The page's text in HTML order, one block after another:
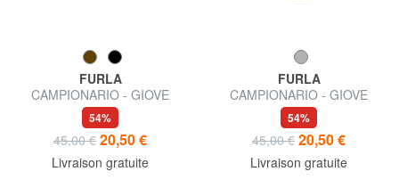
FURLA
CAMPIONARIO - GIOVE
bandoulière en cuir
54%
45,00 € 20,50 €
Livraison gratuite
FURLA
CAMPIONARIO - GIOVE
Bandoulière en cuir
54%
45,00 € 20,50 €
Livraison gratuite